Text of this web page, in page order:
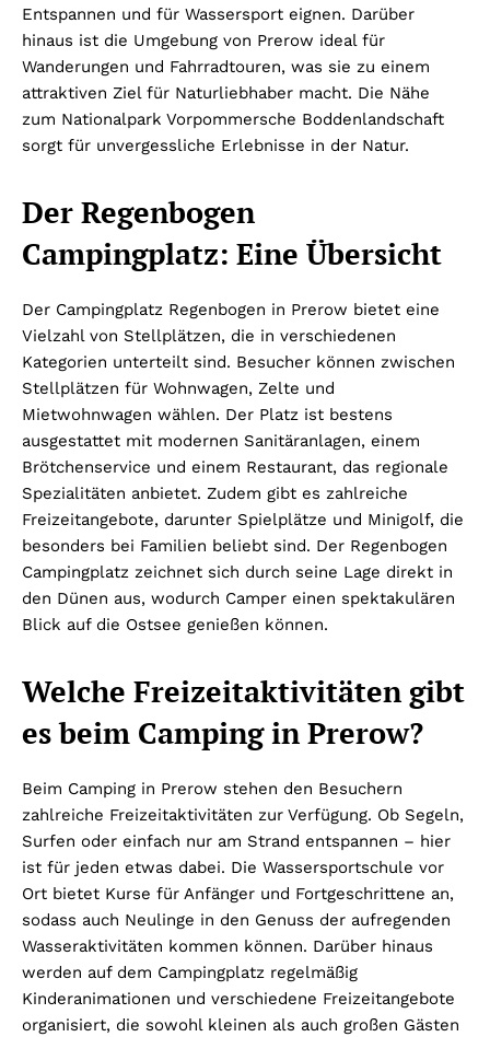
Entspannen und für Wassersport eignen. Darüber
hinaus ist die Umgebung von Prerow ideal für
Wanderungen und Fahrradtouren, was sie zu einem
attraktiven Ziel für Naturliebhaber macht. Die Nähe
zum Nationalpark Vorpommersche Boddenlandschaft
sorgt für unvergessliche Erlebnisse in der Natur.
Der Regenbogen
Campingplatz: Eine Übersicht
Der Campingplatz Regenbogen in Prerow bietet eine
Vielzahl von Stellplätzen, die in verschiedenen
Kategorien unterteilt sind. Besucher können zwischen
Stellplätzen für Wohnwagen, Zelte und
Mietwohnwagen wählen. Der Platz ist bestens
ausgestattet mit modernen Sanitäranlagen, einem
Brötchenservice und einem Restaurant, das regionale
Spezialitäten anbietet. Zudem gibt es zahlreiche
Freizeitangebote, darunter Spielplätze und Minigolf, die
besonders bei Familien beliebt sind. Der Regenbogen
Campingplatz zeichnet sich durch seine Lage direkt in
den Dünen aus, wodurch Camper einen spektakulären
Blick auf die Ostsee genießen können.
Welche Freizeitaktivitäten gibt
es beim Camping in Prerow?
Beim Camping in Prerow stehen den Besuchern
zahlreiche Freizeitaktivitäten zur Verfügung. Ob Segeln,
Surfen oder einfach nur am Strand entspannen – hier
ist für jeden etwas dabei. Die Wassersportschule vor
Ort bietet Kurse für Anfänger und Fortgeschrittene an,
sodass auch Neulinge in den Genuss der aufregenden
Wasseraktivitäten kommen können. Darüber hinaus
werden auf dem Campingplatz regelmäßig
Kinderanimationen und verschiedene Freizeitangebote
organisiert, die sowohl kleinen als auch großen Gästen